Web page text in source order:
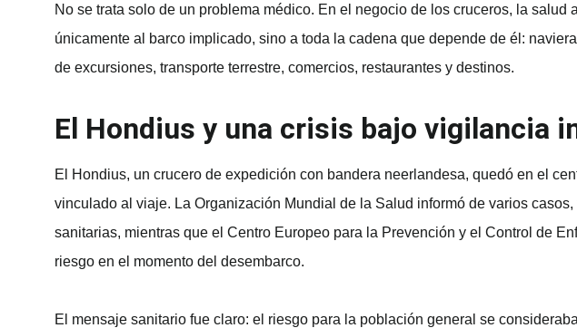
No se trata solo de un problema médico. En el negocio de los cruceros, la
únicamente al barco implicado, sino a toda la cadena que depende de él:
de excursiones, transporte terrestre, comercios, restaurantes y destinos.
El Hondius y una crisis bajo vigilancia
El Hondius, un crucero de expedición con bandera neerlandesa, quedó en el
vinculado al viaje. La Organización Mundial de la Salud informó de varios
sanitarias, mientras que el Centro Europeo para la Prevención y el Control de
riesgo en el momento del desembarco.
El mensaje sanitario fue claro: el riesgo para la población general se